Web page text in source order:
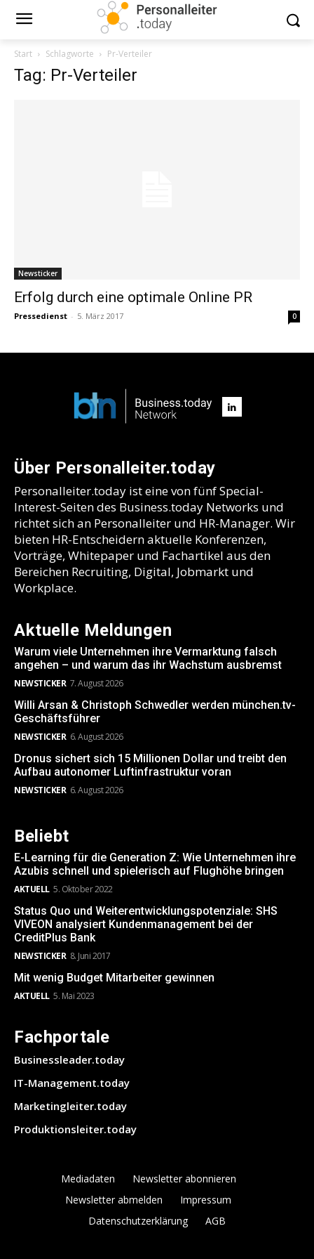
Start Schlagworte Pr-Verteiler
Tag: Pr-Verteiler
Newsticker
Erfolg durch eine optimale Online PR
Pressedienst - 5. März 2017 0
Über Personalleiter.today
Personalleiter.today ist eine von fünf Special-
Interest-Seiten des Business.today Networks und
richtet sich an Personalleiter und HR-Manager. Wir
bieten HR-Entscheidern aktuelle Konferenzen,
Vorträge, Whitepaper und Fachartikel aus den
Bereichen Recruiting, Digital, Jobmarkt und
Workplace.
Aktuelle Meldungen
Warum viele Unternehmen ihre Vermarktung falsch
angehen – und warum das ihr Wachstum ausbremst
NEWSTICKER 7. August 2026
Willi Arsan & Christoph Schwedler werden münchen.tv-
Geschäftsführer
NEWSTICKER 6. August 2026
Dronus sichert sich 15 Millionen Dollar und treibt den
Aufbau autonomer Luftinfrastruktur voran
NEWSTICKER 6. August 2026
Beliebt
E-Learning für die Generation Z: Wie Unternehmen ihre
Azubis schnell und spielerisch auf Flughöhe bringen
AKTUELL 5. Oktober 2022
Status Quo und Weiterentwicklungspotenziale: SHS
VIVEON analysiert Kundenmanagement bei der
CreditPlus Bank
NEWSTICKER 8. Juni 2017
Mit wenig Budget Mitarbeiter gewinnen
AKTUELL 5. Mai 2023
Fachportale
Businessleader.today
IT-Management.today
Marketingleiter.today
Produktionsleiter.today
Mediadaten
Newsletter abonnieren
Newsletter abmelden
Impressum
Datenschutzerklärung
AGB